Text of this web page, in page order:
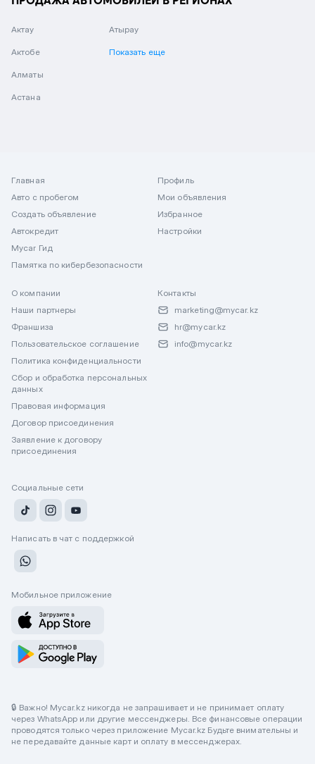
Актау
Актобе
Алматы
Астана
Атырау
Показать еще
Главная
Авто с пробегом
Создать объявление
Автокредит
Mycar Гид
Памятка по кибербезопасности
Профиль
Мои объявления
Избранное
Настройки
О компании
Наши партнеры
Франшиза
Пользовательское соглашение
Политика конфиденциальности
Сбор и обработка персональных
данных
Правовая информация
Договор присоединения
Заявление к договору
присоединения
Контакты
marketing@mycar.kz
hr@mycar.kz
info@mycar.kz
Социальные сети
Написать в чат с поддержкой
Мобильное приложение
🔒 Важно! Mycar.kz никогда не запрашивает и не принимает оплату
через WhatsApp или другие мессенджеры. Все финансовые операции
проводятся только через приложение Mycar.kz Будьте внимательны и
не передавайте данные карт и оплату в мессенджерах.